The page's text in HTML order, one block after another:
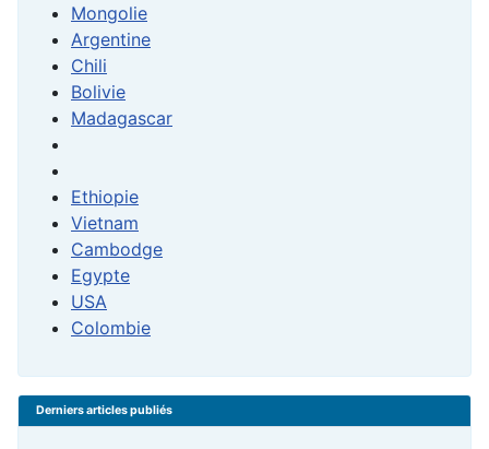
Mongolie
Argentine
Chili
Bolivie
Madagascar
Ethiopie
Vietnam
Cambodge
Egypte
USA
Colombie
Derniers articles publiés